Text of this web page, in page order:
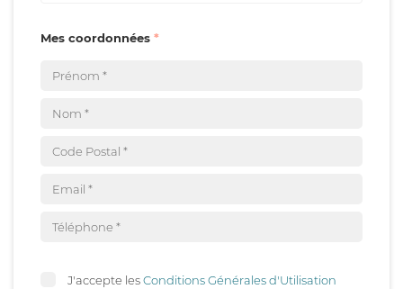
Mes coordonnées
J'accepte lesConditions Générales d'Utilisation